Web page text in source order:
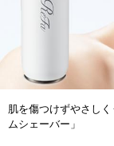
肌を傷つけずやさし
ムシェーバー」